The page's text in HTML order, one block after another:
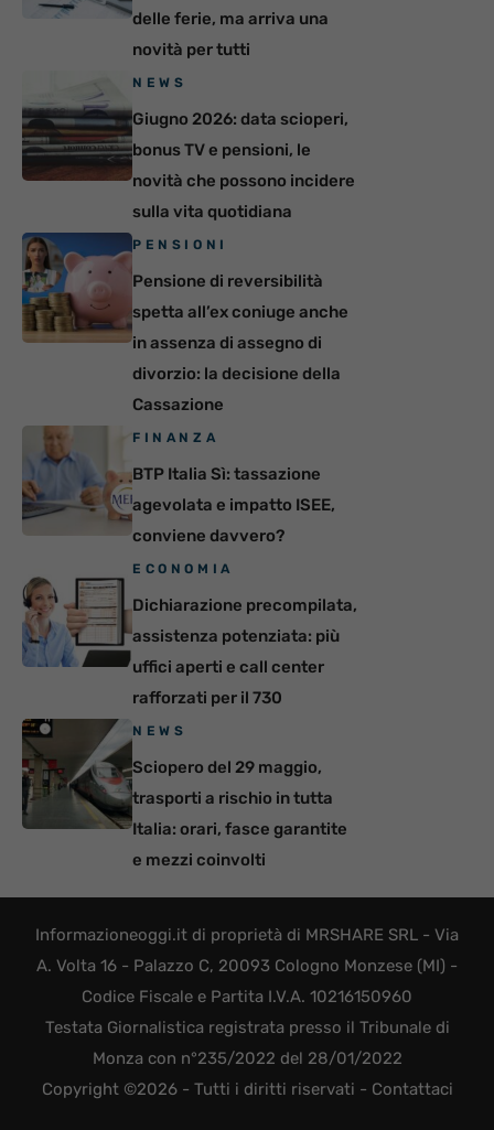
delle ferie, ma arriva una
novità per tutti
NEWS
Giugno 2026: data scioperi,
bonus TV e pensioni, le
novità che possono incidere
sulla vita quotidiana
PENSIONI
Pensione di reversibilità
spetta all’ex coniuge anche
in assenza di assegno di
divorzio: la decisione della
Cassazione
FINANZA
BTP Italia Sì: tassazione
agevolata e impatto ISEE,
conviene davvero?
ECONOMIA
Dichiarazione precompilata,
assistenza potenziata: più
uffici aperti e call center
rafforzati per il 730
NEWS
Sciopero del 29 maggio,
trasporti a rischio in tutta
Italia: orari, fasce garantite
e mezzi coinvolti
Informazioneoggi.it di proprietà di MRSHARE SRL - Via
A. Volta 16 - Palazzo C, 20093 Cologno Monzese (MI) -
Codice Fiscale e Partita I.V.A. 10216150960
Testata Giornalistica registrata presso il Tribunale di
Monza con n°235/2022 del 28/01/2022
Copyright ©2026 - Tutti i diritti riservati - Contattaci